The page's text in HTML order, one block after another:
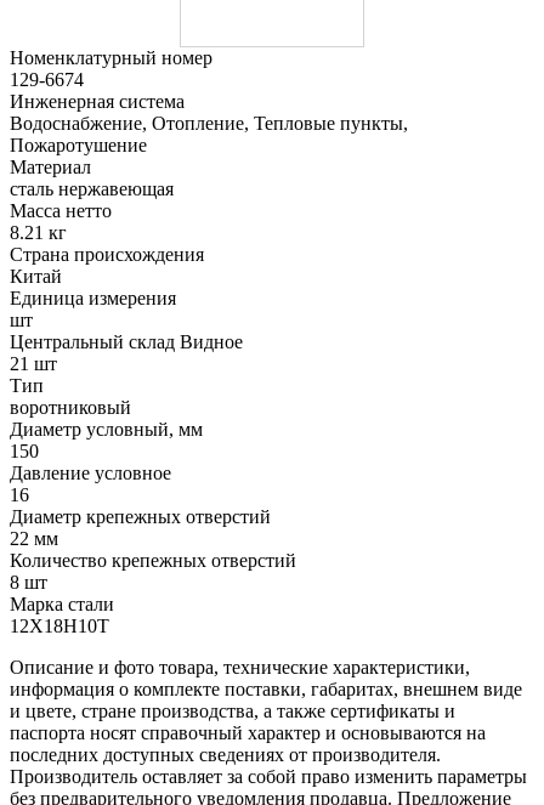
Номенклатурный номер
129-6674
Инженерная система
Водоснабжение, Отопление, Тепловые пункты,
Пожаротушение
Материал
сталь нержавеющая
Масса нетто
8.21 кг
Страна происхождения
Китай
Единица измерения
шт
Центральный склад Видное
21 шт
Тип
воротниковый
Диаметр условный, мм
150
Давление условное
16
Диаметр крепежных отверстий
22 мм
Количество крепежных отверстий
8 шт
Марка стали
12Х18Н10Т
Описание и фото товара, технические характеристики,
информация о комплекте поставки, габаритах, внешнем виде
и цвете, стране производства, а также сертификаты и
паспорта носят справочный характер и основываются на
последних доступных сведениях от производителя.
Производитель оставляет за собой право изменить параметры
без предварительного уведомления продавца. Предложение